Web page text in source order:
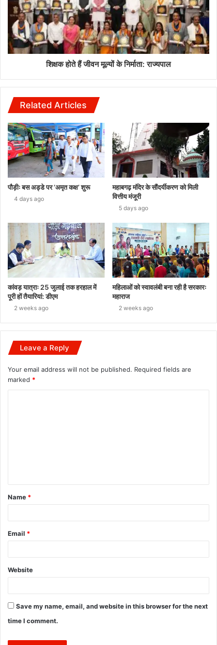
शिक्षक होते हैं जीवन मूल्यों के निर्माता: राज्यपाल
Related Articles
पौड़ीः बस अड्डे पर ’अमृत कक्ष’ शुरू
4 days ago
महाबगढ़ मंदिर के सौंदर्यीकरण को मिली
वित्तीय मंजूरी
5 days ago
कांवड़ यात्राः 25 जुलाई तक हरहाल में
पूरी हों तैयारियां: डीएम
2 weeks ago
महिलाओं को स्वावलंबी बना रही है सरकारः
महाराज
2 weeks ago
Leave a Reply
Your email address will not be published. Required fields are
marked *
t
*
Name *
Email *
Website
Save my name, email, and website in this browser for the next
time I comment.